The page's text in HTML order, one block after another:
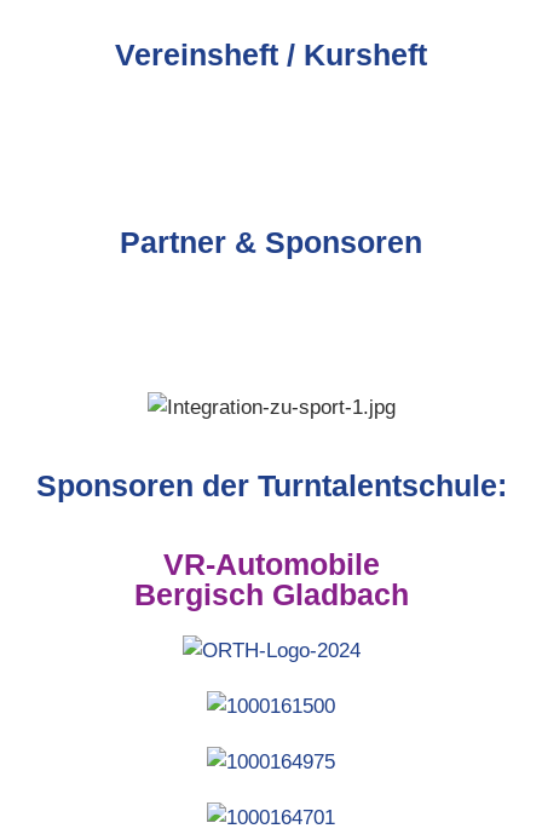
Vereinsheft / Kursheft
Partner & Sponsoren
Sponsoren der Turntalentschule:
VR-Automobile
Bergisch Gladbach